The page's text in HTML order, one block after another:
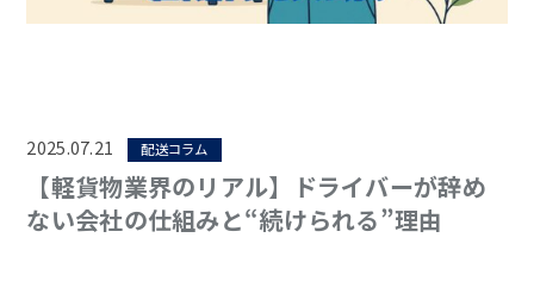
2025.07.21 配送コラム
【軽貨物業界のリアル】ドライバーが辞め
ない会社の仕組みと“続けられる”理由